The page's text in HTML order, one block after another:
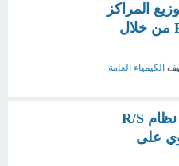
المراكز
الكيرالية بنظام R/S من خلال
الكيمياء العامة
أذكر قواعد تسمية نظام R/S
على